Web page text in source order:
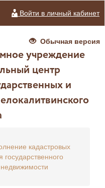
Войти в личный кабинет
Обычная версия
учреждение
центр
и
кадастровых
государственного
недвижимости